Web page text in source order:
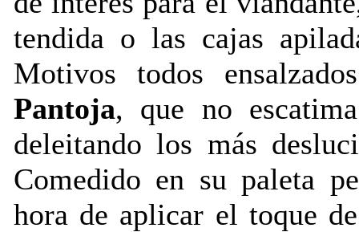
tendida o las cajas
Motivos todos
Pantoja, que no
deleitando los más
Comedido en su paleta
hora de aplicar el toque